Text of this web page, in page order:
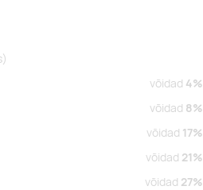
võidad 4%
võidad 8%
võidad 17%
võidad 21%
võidad 27%